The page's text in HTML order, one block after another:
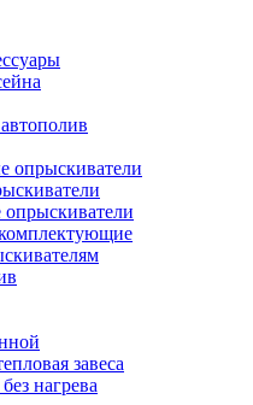
опрыскиватели
опрыскиватели
завеса
нагрева